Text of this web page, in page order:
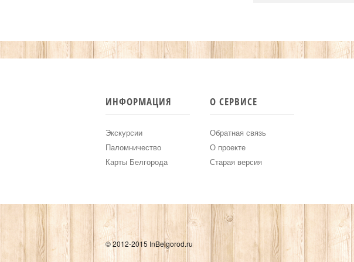
Подробнее...
ИНФОРМАЦИЯ
Экскурсии
Паломничество
Карты Белгорода
О СЕРВИСЕ
Обратная связь
О проекте
Старая версия
© 2012-2015 InBelgorod.ru